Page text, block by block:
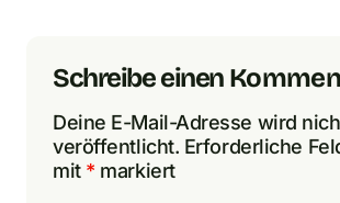
Schreibe einen
Deine E-Mail-Adresse wird
veröffentlicht. Erforderliche
mit * markiert